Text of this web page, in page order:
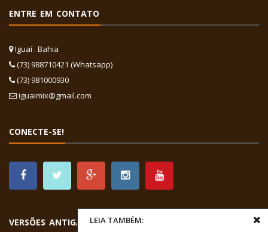
LEIA TAMBÉM:
ENTRE EM CONTATO
Iguaí . Bahia
(73) 988710421 (Whatsapp)
(73) 981000930
iguaimix@gmail.com
CONECTE-SE!
VERSÕES ANTIGAS